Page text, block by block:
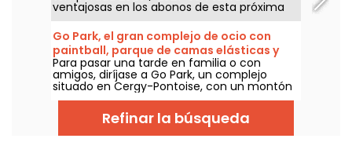
ventajosas en los abonos de esta próxima
temporada que se presenta prometedora.
Entre choques europeos de prestigio,
animaciones XXL y un ambiente de locura,
aquí tienes por qué es el evento deportivo y
de ocio que no te puedes perder.
Go Park, el gran complejo de ocio con
paintball, parque de camas elásticas y
footbulle de Pontoise
Para pasar una tarde en familia o con
amigos, diríjase a Go Park, un complejo
situado en Cergy-Pontoise, con un montón
de actividades para elegir. Paintball, parque
de camas elásticas, lucha de sumo, fútbol
sala o fútbol en burbujas: ¡lo pasarás en
grande!
Refinar la búsqueda